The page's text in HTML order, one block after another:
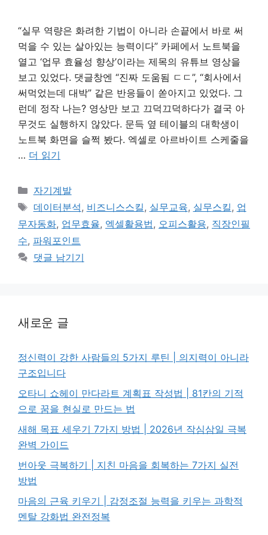
“실무 역량은 화려한 기법이 아니라 손끝에서 바로 써
먹을 수 있는 살아있는 능력이다” 카페에서 노트북을
열고 ‘업무 효율성 향상’이라는 제목의 유튜브 영상을
보고 있었다. 댓글창엔 “진짜 도움됨 ㄷㄷ”, “회사에서
써먹었는데 대박” 같은 반응들이 쏟아지고 있었다. 그
런데 정작 나는? 영상만 보고 끄덕끄덕하다가 결국 아
무것도 실행하지 않았다. 문득 옆 테이블의 대학생이
노트북 화면을 슬쩍 봤다. 엑셀로 아르바이트 스케줄을
… 더 읽기
카
테
고
리
자기계발
태
그
데이터분석, 비즈니스스킬, 실무교육, 실무스킬, 업
무자동화, 업무효율, 엑셀활용법, 오피스활용, 직장인필
수, 파워포인트
댓글 남기기
새로운 글
정신력이 강한 사람들의 5가지 루틴 | 의지력이 아니라
구조입니다
오타니 쇼헤이 만다라트 계획표 작성법 | 81칸의 기적
으로 꿈을 현실로 만드는 법
새해 목표 세우기 7가지 방법 | 2026년 작심삼일 극복
완벽 가이드
번아웃 극복하기 | 지친 마음을 회복하는 7가지 실전
방법
마음의 근육 키우기 | 감정조절 능력을 키우는 과학적
멘탈 강화법 완전정복